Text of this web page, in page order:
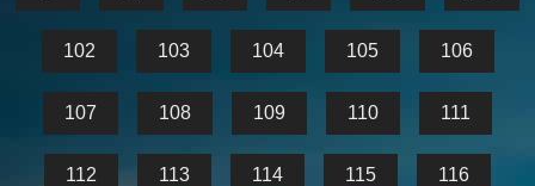
102 103 104 105 106
107 108 109 110 111
112 113 114 115 116